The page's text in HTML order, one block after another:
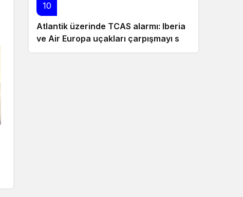
10
Atlantik üzerinde TCAS alarmı: Iberia
ve Air Europa uçakları çarpışmayı son